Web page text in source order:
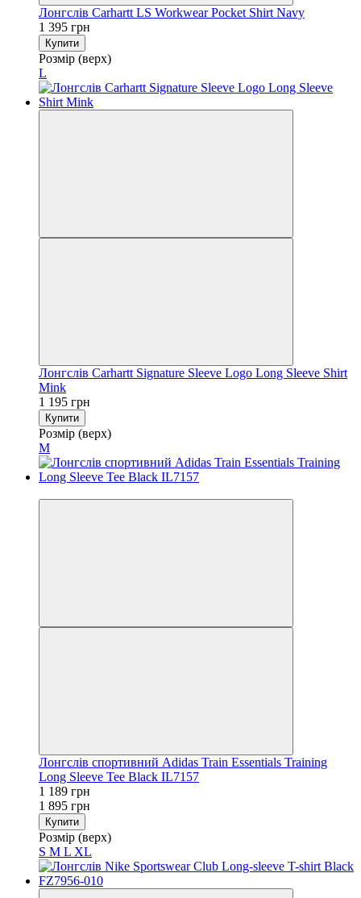
Лонгслів Carhartt LS Workwear Pocket Shirt Navy
1 395 грн
Купити
Розмір (верх)
L
Лонгслів Carhartt Signature Sleeve Logo Long Sleeve Shirt
Mink
1 195 грн
Купити
Розмір (верх)
M
Лонгслів спортивний Adidas Train Essentials Training
Long Sleeve Tee Black IL7157
1 189 грн
1 895 грн
Купити
Розмір (верх)
S M L XL